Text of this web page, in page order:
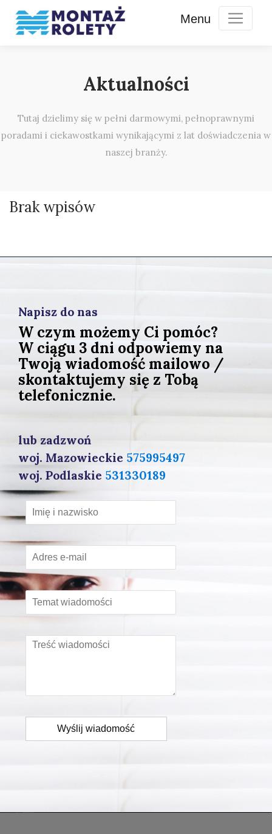
Aktualności
Tutaj dzielimy się w pełni darmowymi, pełnoprawnymi
poradami i ciekawostkami wynikającymi z lat doświadczenia w
naszej branży.
Brak wpisów
Napisz do nas
W czym możemy Ci pomóc?
W ciągu 3 dni odpowiemy na
Twoją wiadomość mailowo /
skontaktujemy się z Tobą
telefonicznie.
lub zadzwoń
woj. Mazowieckie 575995497
woj. Podlaskie 531330189
Wyślij wiadomość